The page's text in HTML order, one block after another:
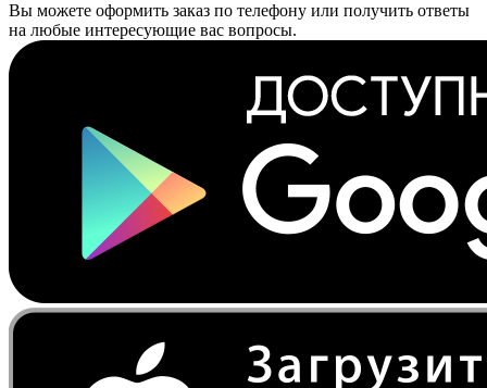
Вы можете оформить заказ по телефону или получить ответы
на любые интересующие вас вопросы.